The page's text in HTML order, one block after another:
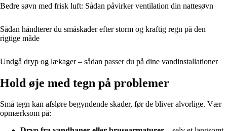
Bedre søvn med frisk luft: Sådan påvirker ventilation din nattesøvn
Sådan håndterer du småskader efter storm og kraftig regn på den
rigtige måde
Undgå dryp og lækager – sådan passer du på dine vandinstallationer
Hold øje med tegn på problemer
Små tegn kan afsløre begyndende skader, før de bliver alvorlige. Vær
opmærksom på: